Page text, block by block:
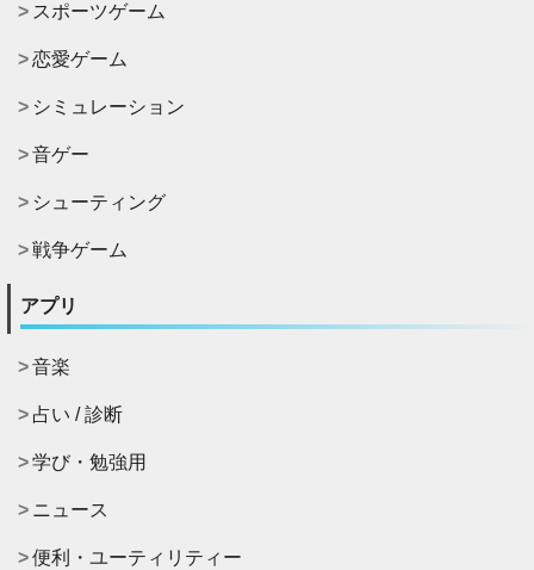
スポーツゲーム
恋愛ゲーム
シミュレーション
音ゲー
シューティング
戦争ゲーム
アプリ
音楽
占い / 診断
学び・勉強用
ニュース
便利・ユーティリティー